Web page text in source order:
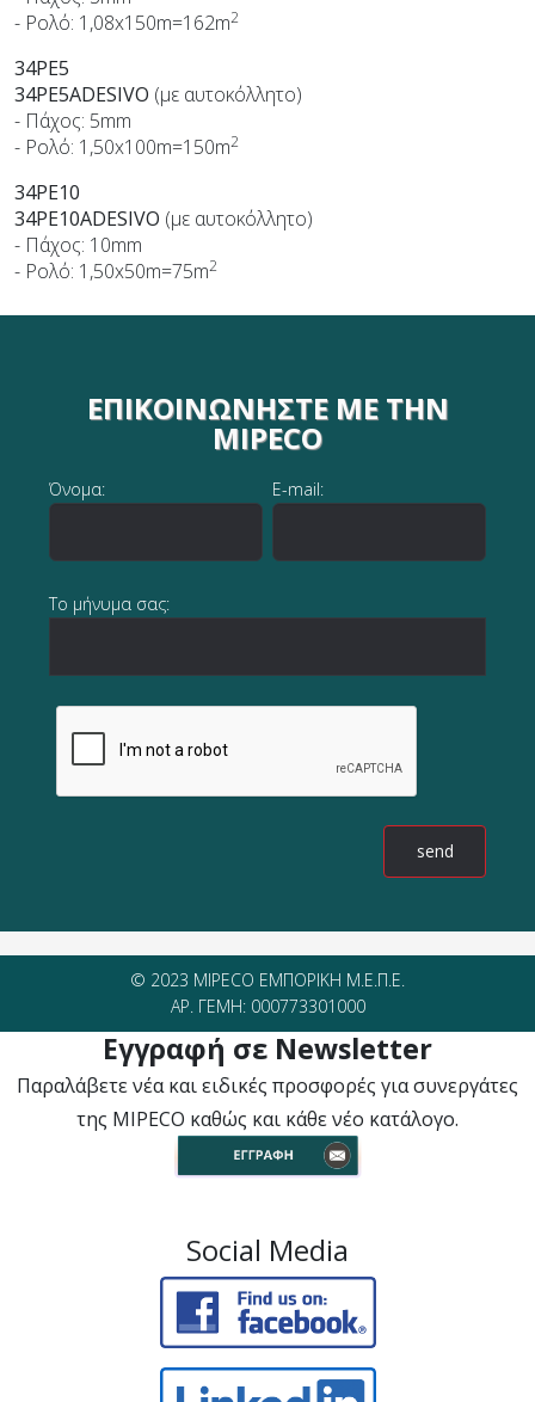
- Ρολό: 1,08x150m=162m2
34PE5
34PE5ADESIVO (με αυτοκόλλητο)
- Πάχος: 5mm
- Ρολό: 1,50x100m=150m2
34PE10
34PE10ADESIVO (με αυτοκόλλητο)
- Πάχος: 10mm
- Ρολό: 1,50x50m=75m2
ΕΠΙΚΟΙΝΩΝΉΣΤΕ ΜΕ ΤΗΝ
MIPECO
Όνομα: E-mail:
Το μήνυμα σας:
© 2023 MIPECO ΕΜΠΟΡΙΚΗ Μ.Ε.Π.Ε.
ΑΡ. ΓΕΜΗ: 000773301000
Εγγραφή σε Newsletter
Παραλάβετε νέα και ειδικές προσφορές για συνεργάτες
της MIPECO καθώς και κάθε νέο κατάλογο.
Social Media